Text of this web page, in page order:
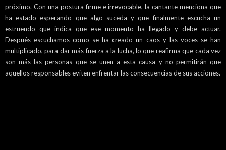
próximo. Con una postura firme e irrevocable, la cantante menciona que
ha estado esperando que algo suceda y que finalmente escucha un
estruendo que indica que ese momento ha llegado y debe actuar.
Después escuchamos como se ha creado un caos y las voces se han
multiplicado, para dar más fuerza a la lucha, lo que reafirma que cada vez
son más las personas que se unen a esta causa y no permitirán que
aquellos responsables eviten enfrentar las consecuencias de sus acciones.